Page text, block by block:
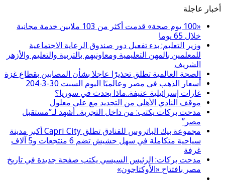
أخبار عاجلة
«100 يوم صحة» قدمت أكثر من 103 ملايين خدمة مجانية
خلال 65 يوما
وزير التعليم: بدء تفعيل دور صندوق الرعاية الاجتماعية
للمعلمين بالمهن التعليمية ومعاونيهم بالتربية والتعليم والأزهر
الشريف
الصحة العالمية تطلق تحذيرًا عاجلا بشأن المصابين بقطاع غزة
أسعار الذهب في مصر وعالميًا اليوم السبت 30-3-204
غارات إسرائيلية عنيفة..ماذا يحدث في سوريا؟
موقف النادي الأهلي من التجديد مع علي معلول
مدحت بركات يكتب: من داخل التجربة.. أشهد لـ”مستقبل
مصر”
مجموعة بيك الباتروس للفنادق تطلق Capri City أكبر مدينة
سياحية متكاملة في سهل حشيش تضم 6 منتجعات و5 آلاف
غرفة
مدحت بركات: الرئيس السيسي يكتب صفحة جديدة في تاريخ
مصر بافتتاح «الأوكتاجون»